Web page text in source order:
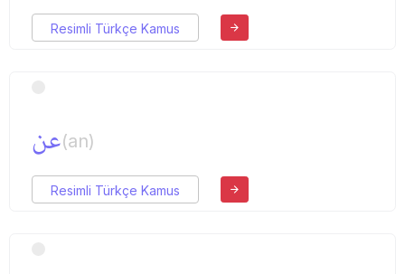
Resimli Türkçe Kamus
عن(an)
Resimli Türkçe Kamus